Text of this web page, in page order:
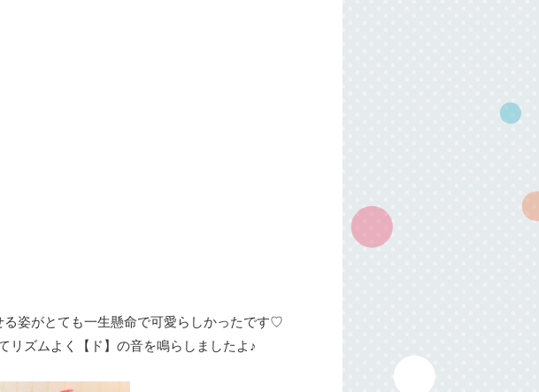
る姿がとても一生懸命で可愛らしかったです♡
リズムよく【ド】の音を鳴らしましたよ♪